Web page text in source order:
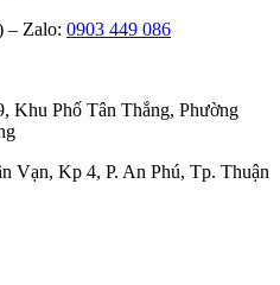
– Zalo: 0903 449 086
Khu Phố Tân Thắng, Phường
Vạn, Kp 4, P. An Phú, Tp. Thuận